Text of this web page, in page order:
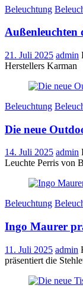
Beleuchtung
Außenleuchten
21. Juli 2025 admin
Herstellers Karman
Beleuchtung
Die neue
14. Juli 2025 admin
Leuchte Perris von
Beleuchtung
Ingo Maurer
11. Juli 2025 admin
präsentiert die